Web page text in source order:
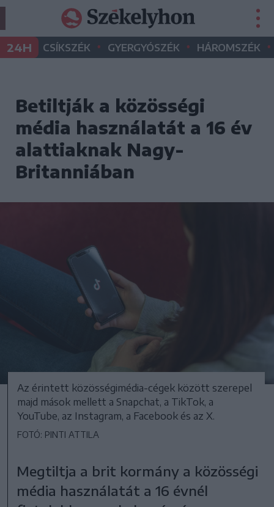
24H CSÍKSZÉK • GYERGYÓSZÉK • HÁROMSZÉK •
Betiltják a közösségi
média használatát a 16 év
alattiaknak Nagy-
Britanniában
Az érintett közösségimédia-cégek között szerepel
majd mások mellett a Snapchat, a TikTok, a
YouTube, az Instagram, a Facebook és az X.
FOTÓ: PINTI ATTILA
Megtiltja a brit kormány a közösségi
média használatát a 16 évnél